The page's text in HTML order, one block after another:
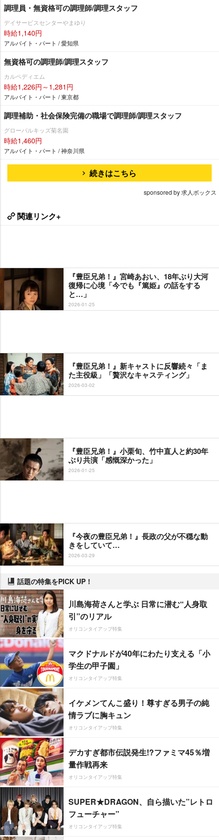
調理員・無資格可の調理師/調理スタッフ
デイサービスセンターやまゆり
時給1,140円
アルバイト・パート / 愛知県
無資格可の調理師/調理スタッフ
カルペディエム
時給1,226円～1,281円
アルバイト・パート / 東京都
調理補助・社会保険完備の職場で調理師/調理スタッフ
グローバルキッズ菊名園
時給1,460円
アルバイト・パート / 神奈川県
続きはこちら
sponsored by 求人ボックス
関連リンク+
『豊臣兄弟！』宮崎あおい、18年ぶり大河
復帰に心境「今でも『篤姫』の話をする
と…」
2026-01-25
『豊臣兄弟！』新キャストに反響続々「ま
た主役級」「贅沢なキャスティング」
2026-03-02
『豊臣兄弟！』小栗旬、竹中直人と約30年
ぶり共演「感慨深かった」
2026-01-25
『今夜の豊臣兄弟！』長政の父が不穏な動
きをしていて…
2026-03-29
話題の特集をPICK UP！
川島海荷さんと学ぶ 日常に潜む“人身取
引”のリアル
オリコンタイアップ特集
マクドナルドが40年にわたり支える「小
学生の甲子園」
オリコンタイアップ特集
イケメンてんこ盛り！尊すぎる男子の純
情ラブに胸キュン
オリコンタイアップ特集
デカすぎ都市伝説発生!?ファミマ45％増
量作戦再来
オリコンタイアップ特集
SUPER★DRAGON、自ら描いた”レトロ
フューチャー”
オリコンタイアップ特集